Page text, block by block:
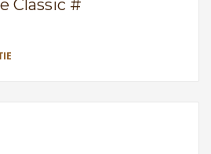
Classic #